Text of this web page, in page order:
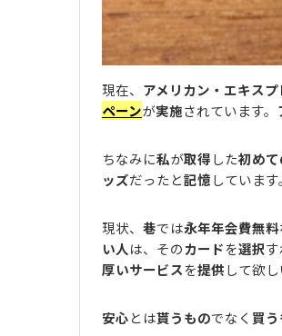
現在、 アメリカン・エキス
ペーンが実施されています。
ちなみに私が取得した初め
ッズだったと記憶していま
現状、 巷では永年年会費無料
い人は、そのカードを選択
厚いサービスを提供して欲
安心とは貰うものでなく 買う